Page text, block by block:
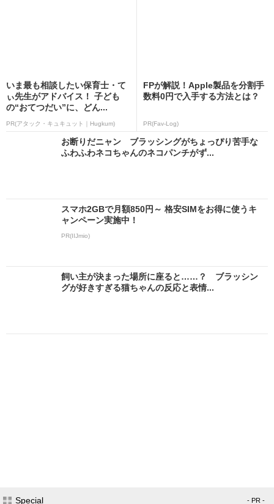
いま最も相談したい保育士・て
ぃ先生がアドバイス！ 子ども
の“おてつだい”に、どん...
PR(アタック・キュキュット｜Hugkum)
FPが解説！Apple製品を分割手
数料0円で入手する方法とは？
PR(Fav-Log)
お断りだニャン ブラッシングがちょっぴり苦手な
ふわふわネコちゃんのネコパンチがず...
スマホ2GBで月額850円～ 格安SIMをお得に使うキ
ャンペーン実施中！
PR(IIJmio)
飼い主が決まった場所に座ると……？ ブラッシン
グが好きすぎる猫ちゃんの反応と表情...
Special - PR -